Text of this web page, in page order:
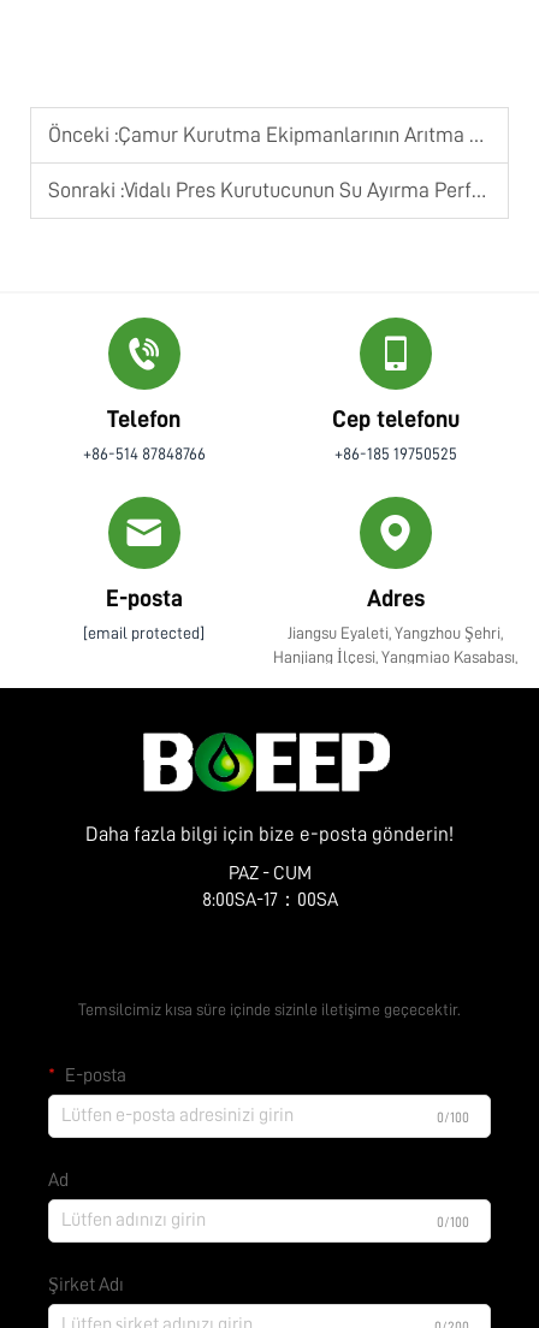
Önceki :Çamur Kurutma Ekipmanlarının Arıtma Tesislerine Sağladığı İşlemsel Avantajlar
Sonraki :Vidalı Pres Kurutucunun Su Ayırma Performansını Etkileyen Faktörler Nelerdir
Telefon
+86-514 87848766
Cep telefonu
+86-185 19750525
E-posta
[email protected]
Adres
Jiangsu Eyaleti, Yangzhou Şehri,
Hanjiang İlçesi, Yangmiao Kasabası,
Daha fazla bilgi için bize e-posta gönderin!
PAZ - CUM
8:00SA-17：00SA
Temsilcimiz kısa süre içinde sizinle iletişime geçecektir.
E-posta
0/100
Ad
0/100
Şirket Adı